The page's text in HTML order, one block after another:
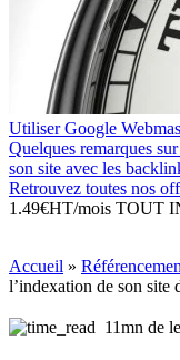
Utiliser Google
Quelques remarques
son site avec les
Retrouvez toutes nos
1.49€HT/mois TOUT
Accueil »
l’indexation de son site
11mn de